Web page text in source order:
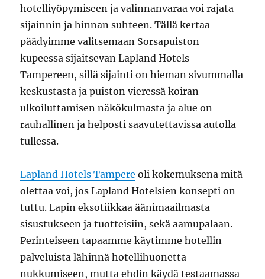
hotelliyöpymiseen ja valinnanvaraa voi rajata
sijainnin ja hinnan suhteen. Tällä kertaa
päädyimme valitsemaan Sorsapuiston
kupeessa sijaitsevan Lapland Hotels
Tampereen, sillä sijainti on hieman sivummalla
keskustasta ja puiston vieressä koiran
ulkoiluttamisen näkökulmasta ja alue on
rauhallinen ja helposti saavutettavissa autolla
tullessa.
Lapland Hotels Tampere oli kokemuksena mitä
olettaa voi, jos Lapland Hotelsien konsepti on
tuttu. Lapin eksotiikkaa äänimaailmasta
sisustukseen ja tuotteisiin, sekä aamupalaan.
Perinteiseen tapaamme käytimme hotellin
palveluista lähinnä hotellihuonetta
nukkumiseen, mutta ehdin käydä testaamassa